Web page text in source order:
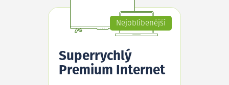
Nejoblíbenější
Superrychlý
Premium Internet